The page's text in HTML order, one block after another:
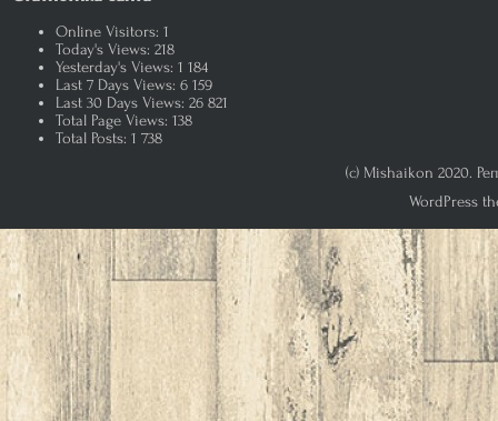
Online Visitors: 1
Today's Views: 218
Yesterday's Views: 1 184
Last 7 Days Views: 6 159
Last 30 Days Views: 26 821
Total Page Views: 138
Total Posts: 1 738
(c) Mishaikon 2020.
WordPress